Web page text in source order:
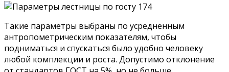
Такие параметры выбраны по усредненным
антропометрическим показателям, чтобы
подниматься и спускаться было удобно человеку
любой комплекции и роста. Допустимо отклонение